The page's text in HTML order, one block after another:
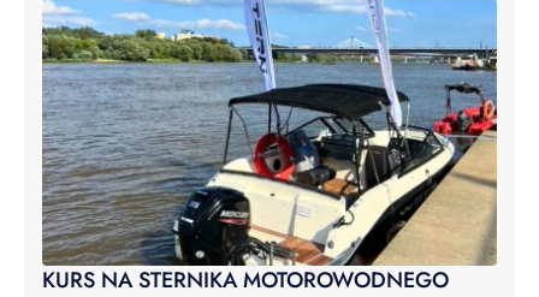
KURS NA STERNIKA MOTOROWODNEGO